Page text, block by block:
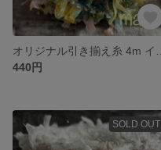
440円
SOLD OUT